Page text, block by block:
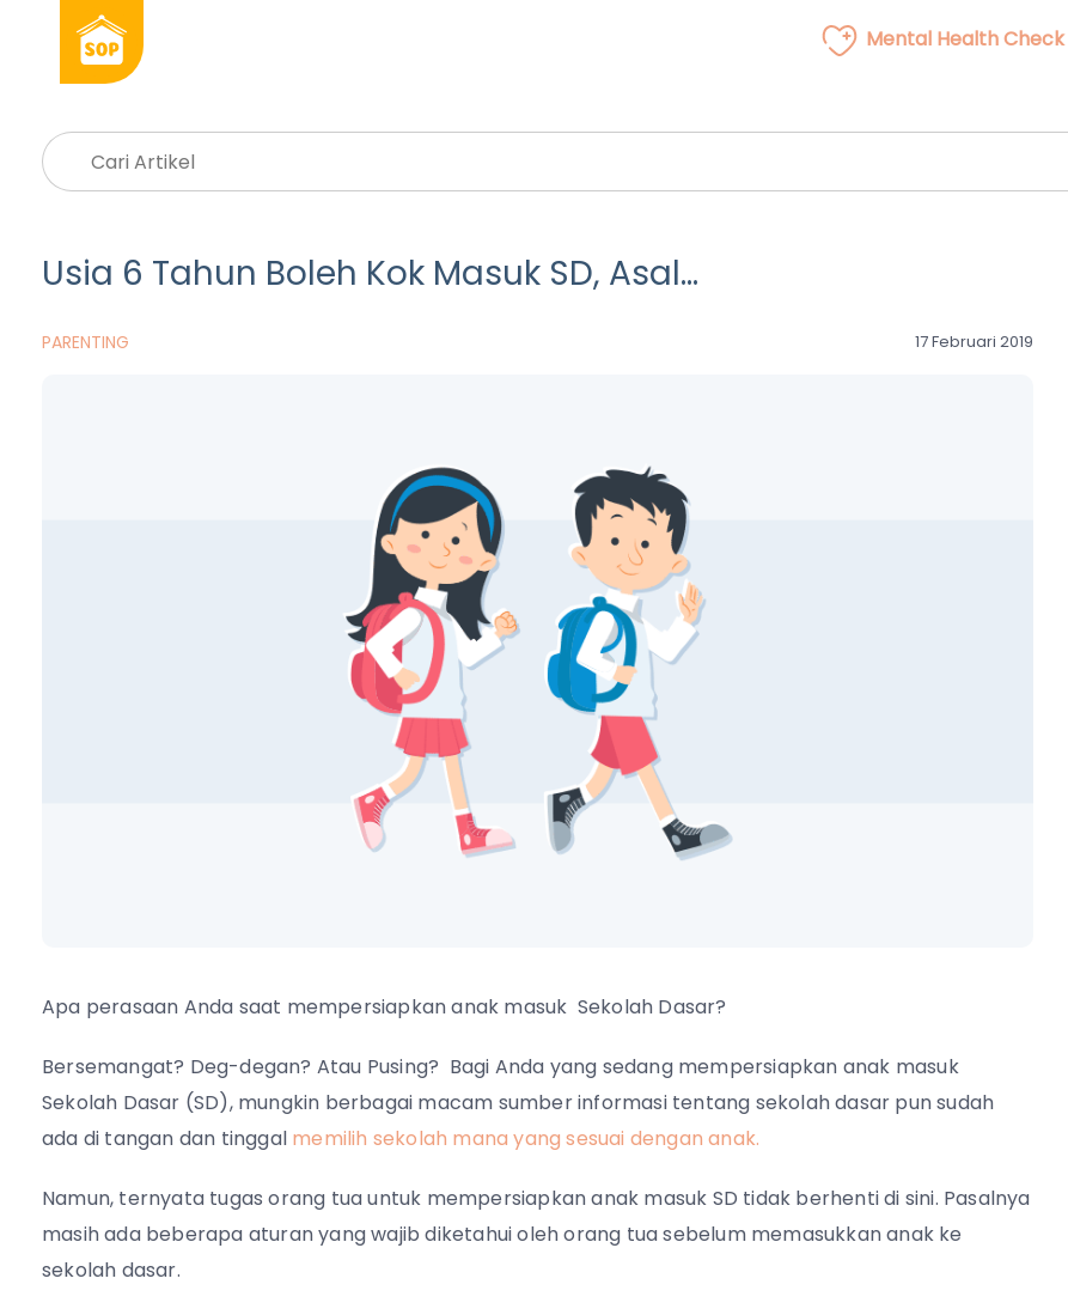
Mental Health Check
Usia 6 Tahun Boleh Kok Masuk SD, Asal…
PARENTING 17 Februari 2019
Apa perasaan Anda saat mempersiapkan anak masuk Sekolah Dasar?
Bersemangat? Deg-degan? Atau Pusing? Bagi Anda yang sedang mempersiapkan anak masuk
Sekolah Dasar (SD), mungkin berbagai macam sumber informasi tentang sekolah dasar pun sudah
ada di tangan dan tinggal memilih sekolah mana yang sesuai dengan anak.
Namun, ternyata tugas orang tua untuk mempersiapkan anak masuk SD tidak berhenti di sini. Pasalnya
masih ada beberapa aturan yang wajib diketahui oleh orang tua sebelum memasukkan anak ke
sekolah dasar.